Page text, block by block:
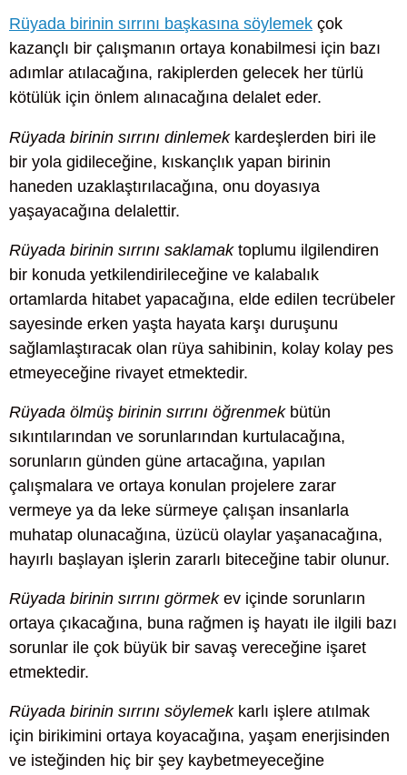
Rüyada birinin sırrını başkasına söylemek çok
kazançlı bir çalışmanın ortaya konabilmesi için bazı
adımlar atılacağına, rakiplerden gelecek her türlü
kötülük için önlem alınacağına delalet eder.
Rüyada birinin sırrını dinlemekkardeşlerden biri ile
bir yola gidileceğine, kıskançlık yapan birinin
haneden uzaklaştırılacağına, onu doyasıya
yaşayacağına delalettir.
Rüyada birinin sırrını saklamaktoplumu ilgilendiren
bir konuda yetkilendirileceğine ve kalabalık
ortamlarda hitabet yapacağına, elde edilen tecrübeler
sayesinde erken yaşta hayata karşı duruşunu
sağlamlaştıracak olan rüya sahibinin, kolay kolay pes
etmeyeceğine rivayet etmektedir.
Rüyada ölmüş birinin sırrını öğrenmekbütün
sıkıntılarından ve sorunlarından kurtulacağına,
sorunların günden güne artacağına, yapılan
çalışmalara ve ortaya konulan projelere zarar
vermeye ya da leke sürmeye çalışan insanlarla
muhatap olunacağına, üzücü olaylar yaşanacağına,
hayırlı başlayan işlerin zararlı biteceğine tabir olunur.
Rüyada birinin sırrını görmekev içinde sorunların
ortaya çıkacağına, buna rağmen iş hayatı ile ilgili bazı
sorunlar ile çok büyük bir savaş vereceğine işaret
etmektedir.
Rüyada birinin sırrını söylemekkarlı işlere atılmak
için birikimini ortaya koyacağına, yaşam enerjisinden
ve isteğinden hiç bir şey kaybetmeyeceğine